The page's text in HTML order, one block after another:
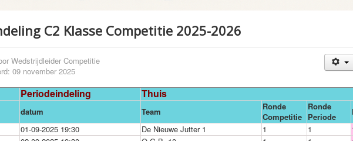
C2 Klasse Competitie 2025-2026
Wedstrijdleider Competitie
09 november 2025
Periodeindeling Thuis
datum Team
Ronde
Competitie
Ronde
Periode
01-09-2025 19:30 De Nieuwe Jutter 1 1 1